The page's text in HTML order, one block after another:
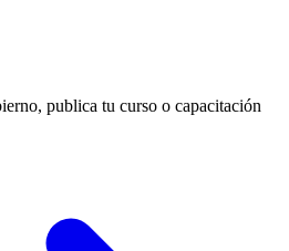
publica tu curso o capacitación